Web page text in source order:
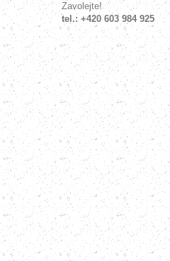
Zavolejte!
tel.: +420 603 984 925